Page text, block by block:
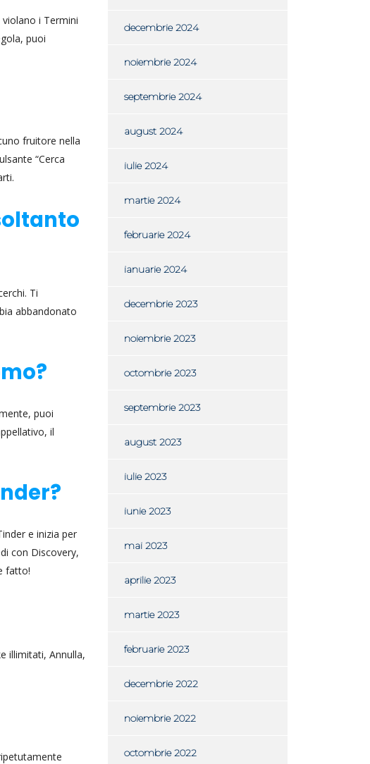
i Termini
puoi
fruitore nella
“Cerca
Ti
abbandonato
puoi
il
e inizia per
con Discovery,
fatto!
illimitati, Annulla,
decembrie 2024
noiembrie 2024
septembrie 2024
august 2024
iulie 2024
martie 2024
februarie 2024
ianuarie 2024
decembrie 2023
noiembrie 2023
octombrie 2023
septembrie 2023
august 2023
iulie 2023
iunie 2023
mai 2023
aprilie 2023
martie 2023
februarie 2023
decembrie 2022
noiembrie 2022
octombrie 2022